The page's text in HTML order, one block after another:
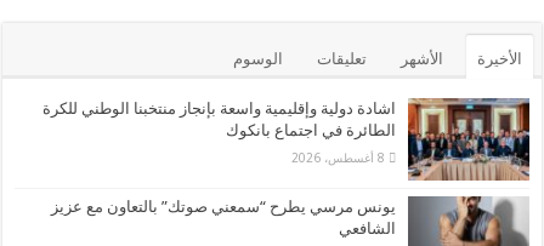
الأخيرة الأشهر تعليقات الوسوم
اشادة دولية وإقليمية واسعة بإنجاز منتخبنا الوطني للكرة
الطائرة في اجتماع بانكوك
8 أغسطس، 2026
يونس مرسي يطرح “سمعني صوتك” بالتعاون مع عزيز
الشافعي